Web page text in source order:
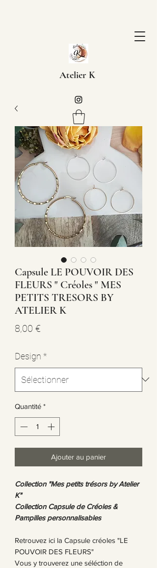
Atelier K
Capsule LE POUVOIR DES
FLEURS " Créoles " MES
PETITS TRESORS BY
ATELIER K
8,00 €
Design *
Quantité *
Ajouter au panier
Collection "Mes petits trésors by Atelier
K"
Collection Capsule de Créoles &
Pampilles personnalisables
Retrouvez ici la Capsule créoles "LE
POUVOIR DES FLEURS"
Vous y trouverez une séléction de